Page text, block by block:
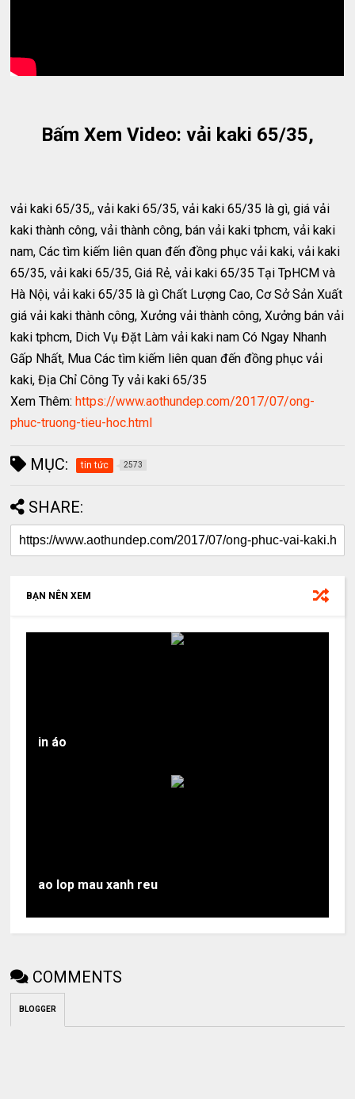
Bấm Xem Video: vải kaki 65/35,
vải kaki 65/35,, vải kaki 65/35, vải kaki 65/35 là gì, giá vải
kaki thành công, vải thành công, bán vải kaki tphcm, vải kaki
nam, Các tìm kiếm liên quan đến đồng phục vải kaki, vải kaki
65/35, vải kaki 65/35, Giá Rẻ, vải kaki 65/35 Tại TpHCM và
Hà Nội, vải kaki 65/35 là gì Chất Lượng Cao, Cơ Sở Sản Xuất
giá vải kaki thành công, Xưởng vải thành công, Xưởng bán vải
kaki tphcm, Dich Vụ Đặt Làm vải kaki nam Có Ngay Nhanh
Gấp Nhất, Mua Các tìm kiếm liên quan đến đồng phục vải
kaki, Địa Chỉ Công Ty vải kaki 65/35
Xem Thêm:https://www.aothundep.com/2017/07/ong-
phuc-truong-tieu-hoc.html
MỤC: tin tức 2573
SHARE:
BẠN NÊN XEM
in áo
ao lop mau xanh reu
COMMENTS
BLOGGER